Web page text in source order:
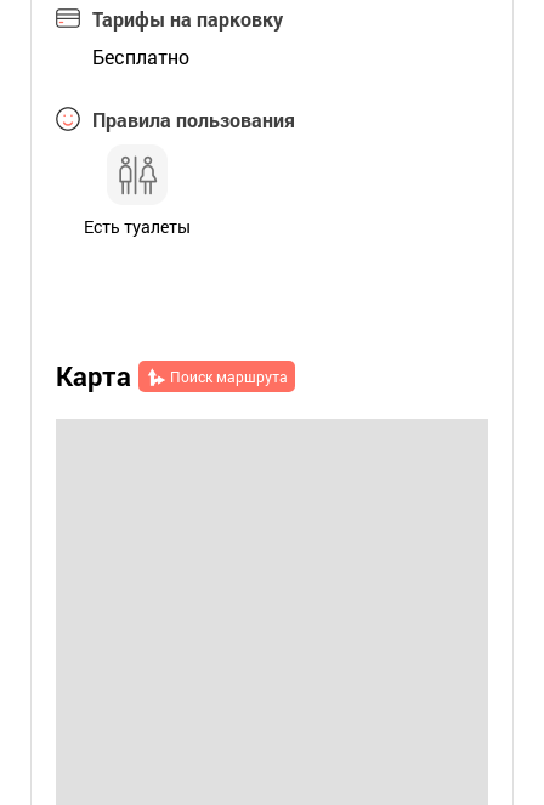
Тарифы на парковку
Бесплатно
Правила пользования
Есть туалеты
Карта Поиск маршрута